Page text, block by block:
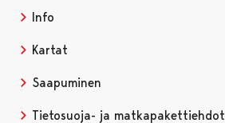
Info
Kartat
Saapuminen
Tietosuoja- ja matkapakettiehdot